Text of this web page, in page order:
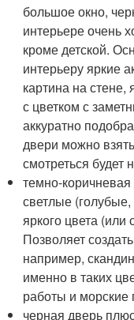
большое окно,
интерьере очень
кроме детской.
интерьеру яркие
картина на
с цветком с
аккуратно
двери можно
смотреться будет
темно-
светлые
яркого цвета
Позволяет
например,
именно в таких
работы и морские
черная дверь